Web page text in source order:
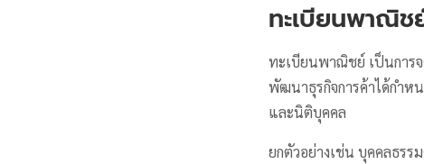
ทะเบียนพาณิช
ทะเบียนพาณิชย์ เป็นการจ
พัฒนาธุรกิจการค้าได้กำห
และนิติบุคคล
ยกตัวอย่างเช่น บุคคลธรร